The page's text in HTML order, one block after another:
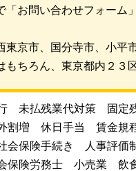
「お問い合わせフォーム
東京市、国分寺市、小平
もちろん、東京都内２３
未払残業代対策 固定
割増 休日手当 賃金規
会保険手続き 人事評
保険労務士 小売業 飲